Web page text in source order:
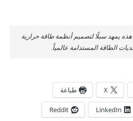
يمهد سبلًا لتصميم أنظمة طاقة حرارية
الطاقة المستدامة عالمياً.
X طباعة
LinkedIn
Reddit